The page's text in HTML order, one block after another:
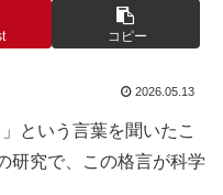
コピー
2026.05.13
という言葉を聞いたこ
研究で、この格言が科学